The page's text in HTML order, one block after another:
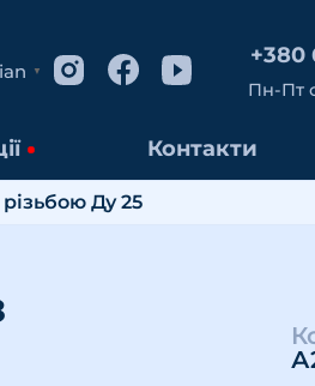
▼
+380
Пн-Пт
Контакти
Ду 25